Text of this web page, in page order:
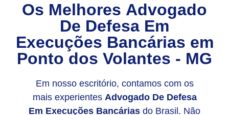
Os Melhores Advogado
De Defesa Em
Execuções Bancárias em
Ponto dos Volantes - MG
Em nosso escritório, contamos com os
mais experientes Advogado De Defesa
Em Execuções Bancárias do Brasil. Não